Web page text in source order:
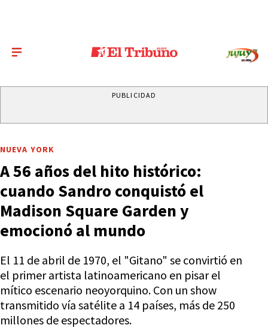
PUBLICIDAD
NUEVA YORK
A 56 años del hito histórico:
cuando Sandro conquistó el
Madison Square Garden y
emocionó al mundo
El 11 de abril de 1970, el "Gitano" se convirtió en
el primer artista latinoamericano en pisar el
mítico escenario neoyorquino. Con un show
transmitido vía satélite a 14 países, más de 250
millones de espectadores.